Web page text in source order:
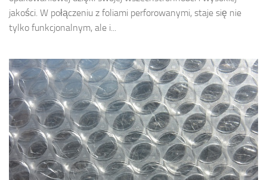
jakości. W połączeniu z foliami perforowanymi, staje się nie
tylko funkcjonalnym, ale i...